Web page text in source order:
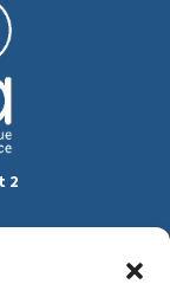
2